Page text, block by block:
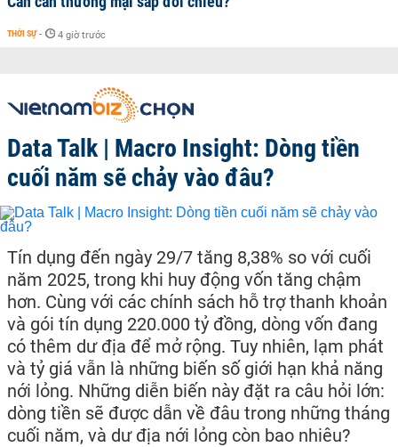
THỜI SỰ - 4 giờ trước
Data Talk | Macro Insight: Dòng tiền
cuối năm sẽ chảy vào đâu?
Tín dụng đến ngày 29/7 tăng 8,38% so với cuối
năm 2025, trong khi huy động vốn tăng chậm
hơn. Cùng với các chính sách hỗ trợ thanh khoản
và gói tín dụng 220.000 tỷ đồng, dòng vốn đang
có thêm dư địa để mở rộng. Tuy nhiên, lạm phát
và tỷ giá vẫn là những biến số giới hạn khả năng
nới lỏng. Những diễn biến này đặt ra câu hỏi lớn:
dòng tiền sẽ được dẫn về đâu trong những tháng
cuối năm, và dư địa nới lỏng còn bao nhiêu?